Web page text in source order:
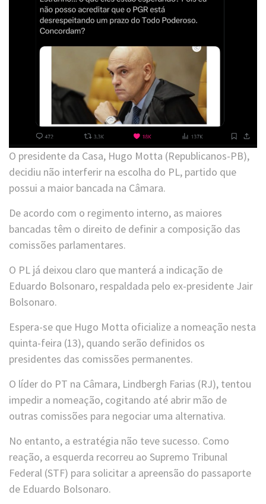
O presidente da Casa, Hugo Motta (Republicanos-PB),
decidiu não interferir na escolha do PL, partido que
possui a maior bancada na Câmara.
De acordo com o regimento interno, as maiores
bancadas têm o direito de definir a composição das
comissões parlamentares.
O PL já deixou claro que manterá a indicação de
Eduardo Bolsonaro, respaldada pelo ex-presidente Jair
Bolsonaro.
Espera-se que Hugo Motta oficialize a nomeação nesta
quinta-feira (13), quando serão definidos os
presidentes das comissões permanentes.
O líder do PT na Câmara, Lindbergh Farias (RJ), tentou
impedir a nomeação, cogitando até abrir mão de
outras comissões para negociar uma alternativa.
No entanto, a estratégia não teve sucesso. Como
reação, a esquerda recorreu ao Supremo Tribunal
Federal (STF) para solicitar a apreensão do passaporte
de Eduardo Bolsonaro.